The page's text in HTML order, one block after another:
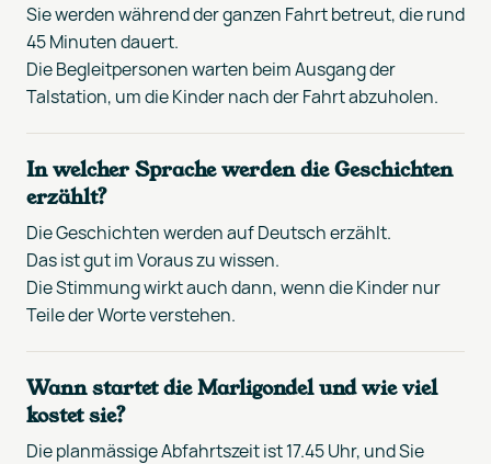
Sie werden während der ganzen Fahrt betreut, die rund
45 Minuten dauert.
Die Begleitpersonen warten beim Ausgang der
Talstation, um die Kinder nach der Fahrt abzuholen.
In welcher Sprache werden die Geschichten
erzählt?
Die Geschichten werden auf Deutsch erzählt.
Das ist gut im Voraus zu wissen.
Die Stimmung wirkt auch dann, wenn die Kinder nur
Teile der Worte verstehen.
Wann startet die Marligondel und wie viel
kostet sie?
Die planmässige Abfahrtszeit ist 17.45 Uhr, und Sie